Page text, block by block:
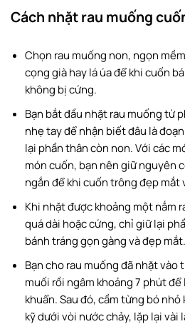
Cách nhặt rau muống
Chọn rau muống non, ngọn
cọng già hay lá úa để khi cuốn
không bị cứng.
Bạn bắt đầu nhặt rau muống từ
nhẹ tay để nhận biết đâu là
lại phần thân còn non. Với các
món cuốn, bạn nên giữ nguyên
ngắn để khi cuốn trông đẹp mắt
Khi nhặt được khoảng một nắm
quá dài hoặc cứng, chỉ giữ lại
bánh tráng gọn gàng và đẹp mắt.
Bạn cho rau muống đã nhặt
muối rồi ngâm khoảng 7 phút để
khuẩn. Sau đó, cầm từng bó
kỹ dưới vòi nước chảy, lặp lại vài